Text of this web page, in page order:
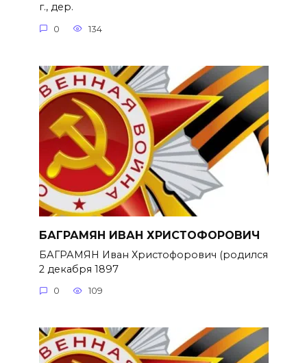
г., дер.
0 134
БАГРАМЯН ИВАН ХРИСТОФОРОВИЧ
БАГРАМЯН Иван Христофорович (родился
2 декабря 1897
0 109